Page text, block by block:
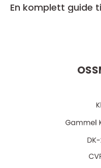
En komplett guide